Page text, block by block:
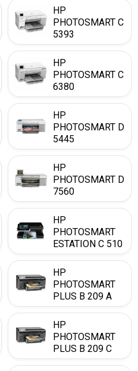
HP
PHOTOSMART C
5393
HP
PHOTOSMART C
6380
HP
PHOTOSMART D
5445
HP
PHOTOSMART D
7560
HP
PHOTOSMART
ESTATION C 510
A
HP
PHOTOSMART
PLUS B 209 A
HP
PHOTOSMART
PLUS B 209 C